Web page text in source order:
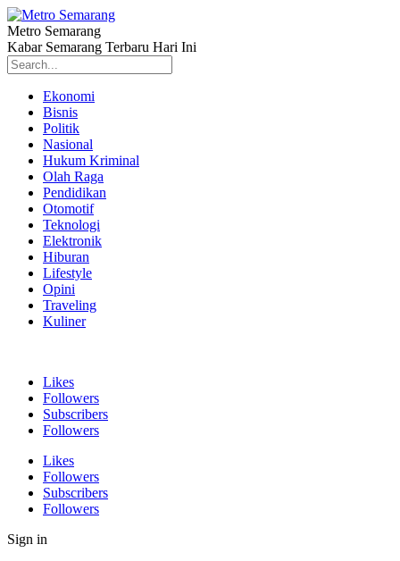
Metro Semarang
Kabar Semarang Terbaru Hari Ini
Ekonomi
Bisnis
Politik
Nasional
Hukum Kriminal
Olah Raga
Pendidikan
Otomotif
Teknologi
Elektronik
Hiburan
Lifestyle
Opini
Traveling
Kuliner
Likes
Followers
Subscribers
Followers
Likes
Followers
Subscribers
Followers
Sign in